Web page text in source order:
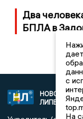
Два
БПЛА в
НОВОСТИ
ЛИПЕЦКА
с
На